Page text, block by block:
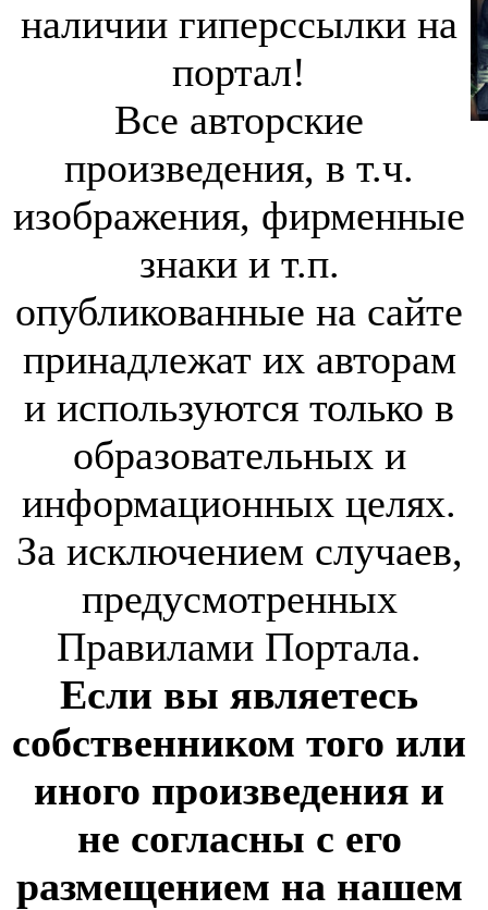
наличии гиперссылки на
портал!
Все авторские
произведения, в т.ч.
изображения, фирменные
знаки и т.п.
опубликованные на сайте
принадлежат их авторам
и используются только в
образовательных и
информационных целях.
За исключением случаев,
предусмотренных
Правилами Портала.
Если вы являетесь
собственником того или
иного произведения и
не согласны с его
размещением на нашем